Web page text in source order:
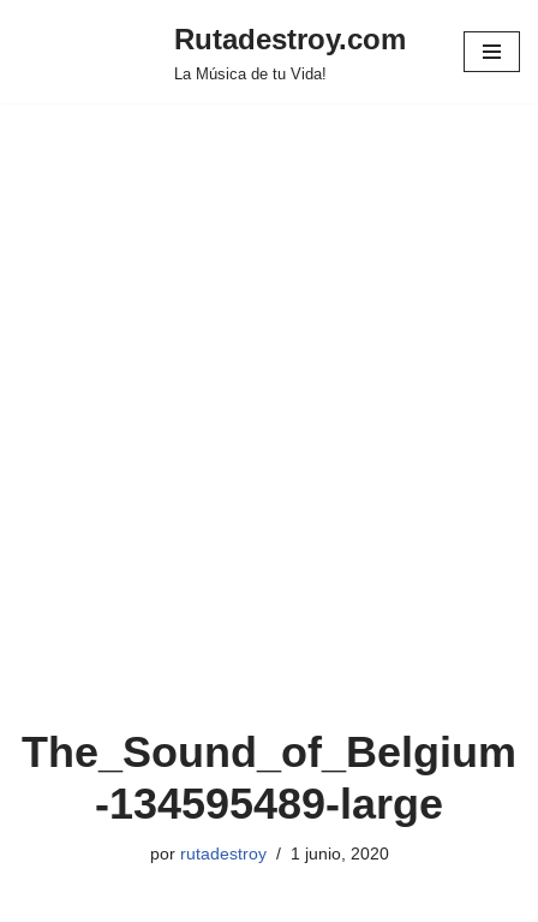
Rutadestroy.com
La Música de tu Vida!
The_Sound_of_Belgium
-134595489-large
por rutadestroy 1 junio, 2020